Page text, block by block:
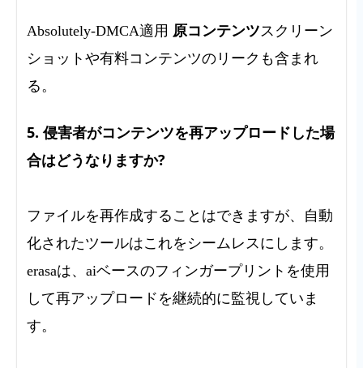
Absolutely-DMCA適用 原コンテンツスクリーン
ショットや有料コンテンツのリークも含まれ
る。
5. 侵害者がコンテンツを再アップロードした場
合はどうなりますか?
ファイルを再作成することはできますが、自動
化されたツールはこれをシームレスにします。
erasaは、aiベースのフィンガープリントを使用
して再アップロードを継続的に監視していま
す。